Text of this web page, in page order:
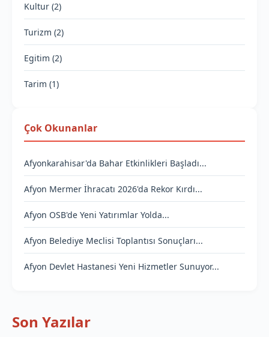
Kultur (2)
Turizm (2)
Egitim (2)
Tarim (1)
Çok Okunanlar
Afyonkarahisar'da Bahar Etkinlikleri Başladı...
Afyon Mermer İhracatı 2026'da Rekor Kırdı...
Afyon OSB'de Yeni Yatırımlar Yolda...
Afyon Belediye Meclisi Toplantısı Sonuçları...
Afyon Devlet Hastanesi Yeni Hizmetler Sunuyor...
Son Yazılar